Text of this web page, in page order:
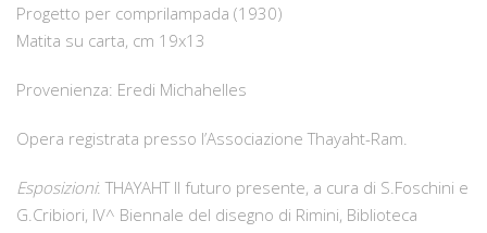
Progetto per comprilampada (1930)
Matita su carta, cm 19x13
Provenienza: Eredi Michahelles
Opera registrata presso l’Associazione Thayaht-Ram.
Esposizioni: THAYAHT Il futuro presente, a cura di S.Foschini e
G.Cribiori, IV^ Biennale del disegno di Rimini, Biblioteca